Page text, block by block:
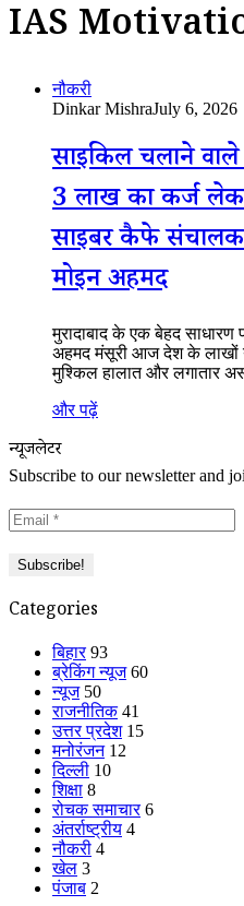
IAS
नौकरी
Dinkar MishraJuly 6, 2026
साइकिल चलाने
3 लाख का कर्ज
साइबर कैफे
मोइन अहमद
मुरादाबाद के एक बेहद
अहमद मंसूरी आज देश के लाखों
मुश्किल हालात और लगातार
और पढ़ें
न्यूजलेटर
Subscribe to our newsletter and
Categories
बिहार 93
ब्रेकिंग न्यूज 60
न्यूज 50
राजनीतिक 41
उत्तर प्रदेश 15
मनोरंजन 12
दिल्ली 10
शिक्षा 8
रोचक समाचार 6
अंतर्राष्ट्रीय 4
नौकरी 4
खेल 3
पंजाब 2